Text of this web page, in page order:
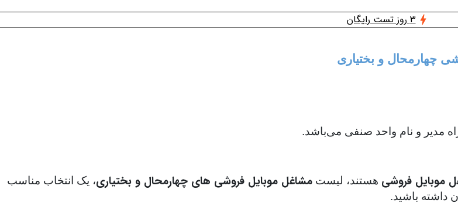
3 روز تست رایگان
چهارمحال و بختیاری
مدیر و نام واحد صنفی می‌باشد.
موبایل فروشی هستند، لیست مشاغل موبایل فروشی های چهارمحال و بختیاری، یک انتخاب مناسب
داشته باشید.